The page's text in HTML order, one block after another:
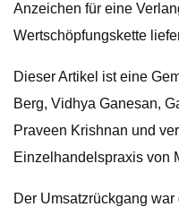
Anzeichen für eine
Wertschöpfungskette
Dieser Artikel ist eine
Berg, Vidhya Ganesan,
Praveen Krishnan und
Einzelhandelspraxis von
Der Umsatzrückgang